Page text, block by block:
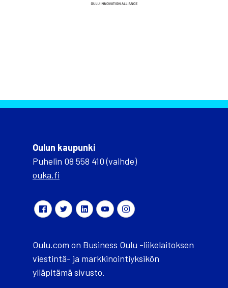
Oulun kaupunki
Puhelin 08 558 410 (vaihde)
ouka.fi
Oulu.com on Business Oulu -liikelaitoksen
viestintä- ja markkinointiyksikön
ylläpitämä sivusto.